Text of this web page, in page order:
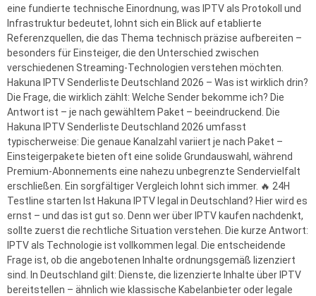
eine fundierte technische Einordnung, was IPTV als Protokoll und
Infrastruktur bedeutet, lohnt sich ein Blick auf etablierte
Referenzquellen, die das Thema technisch präzise aufbereiten –
besonders für Einsteiger, die den Unterschied zwischen
verschiedenen Streaming-Technologien verstehen möchten.
Hakuna IPTV Senderliste Deutschland 2026 – Was ist wirklich drin?
Die Frage, die wirklich zählt: Welche Sender bekomme ich? Die
Antwort ist – je nach gewähltem Paket – beeindruckend. Die
Hakuna IPTV Senderliste Deutschland 2026 umfasst
typischerweise: Die genaue Kanalzahl variiert je nach Paket –
Einsteigerpakete bieten oft eine solide Grundauswahl, während
Premium-Abonnements eine nahezu unbegrenzte Sendervielfalt
erschließen. Ein sorgfältiger Vergleich lohnt sich immer. 🔥 24H
Testline starten Ist Hakuna IPTV legal in Deutschland? Hier wird es
ernst – und das ist gut so. Denn wer über IPTV kaufen nachdenkt,
sollte zuerst die rechtliche Situation verstehen. Die kurze Antwort:
IPTV als Technologie ist vollkommen legal. Die entscheidende
Frage ist, ob die angebotenen Inhalte ordnungsgemäß lizenziert
sind. In Deutschland gilt: Dienste, die lizenzierte Inhalte über IPTV
bereitstellen – ähnlich wie klassische Kabelanbieter oder legale